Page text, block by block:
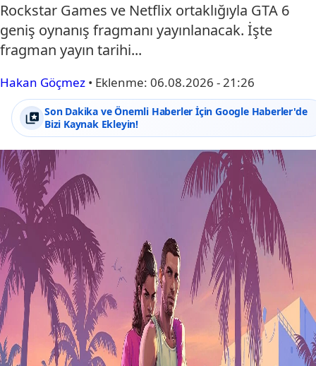
Rockstar Games ve Netflix ortaklığıyla GTA 6
geniş oynanış fragmanı yayınlanacak. İşte
fragman yayın tarihi...
Hakan Göçmez • Eklenme: 06.08.2026 - 21:26
Son Dakika ve Önemli Haberler İçin Google Haberler'de
Bizi Kaynak Ekleyin!